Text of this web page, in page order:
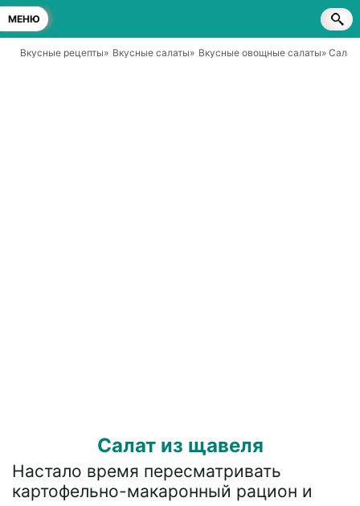
МЕНЮ
Вкусные рецепты» Вкусные салаты» Вкусные овощные салаты»
Салат из щавеля
Настало время пересматривать
картофельно-макаронный рацион и